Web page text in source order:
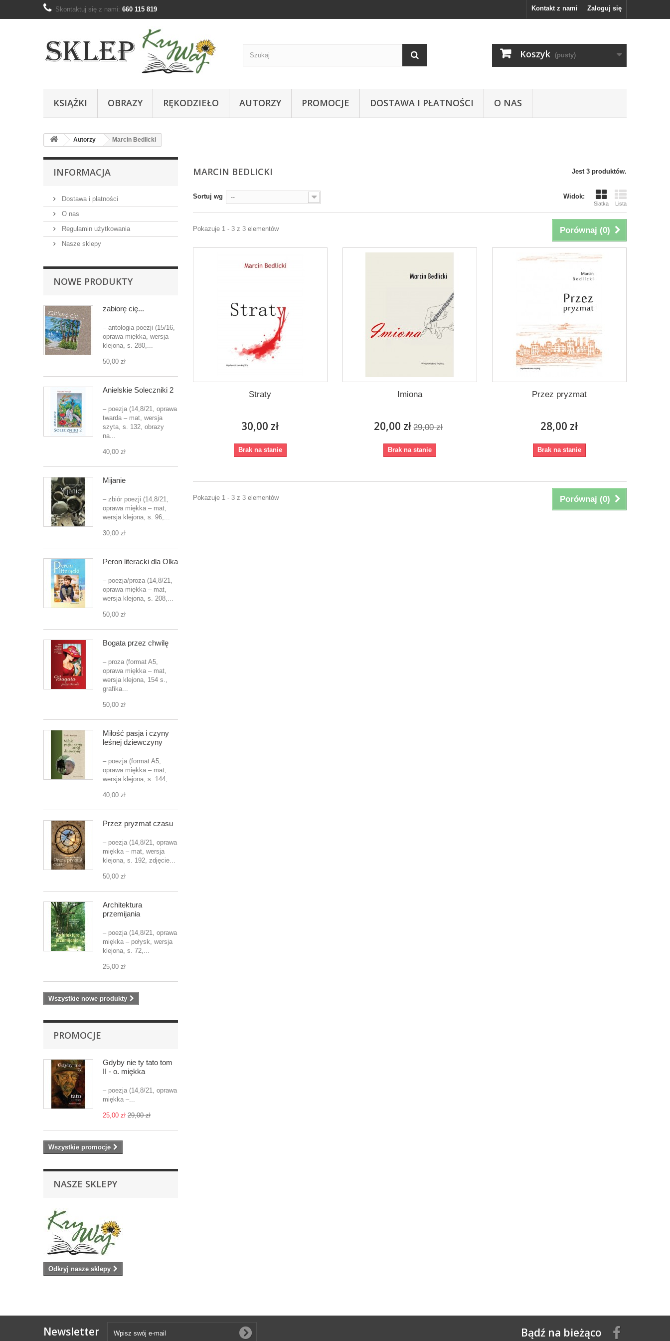
Zaloguj się
Kontakt z nami
Skontaktuj się z nami: 660 115 819
Koszyk (pusty)
KSIĄŻKI OBRAZY RĘKODZIEŁO AUTORZY PROMOCJE DOSTAWA I PŁATNOŚCI O NAS
Autorzy Marcin Bedlicki
INFORMACJA
Dostawa i płatności
O nas
Regulamin użytkowania
Nasze sklepy
NOWE PRODUKTY
zabiorę cię...
– antologia poezji (15/16,
oprawa miękka, wersja
klejona, s. 280,...
50,00 zł
Anielskie Soleczniki 2
– poezja (14,8/21, oprawa
twarda – mat, wersja
szyta, s. 132, obrazy
na...
40,00 zł
Mijanie
– zbiór poezji (14,8/21,
oprawa miękka – mat,
wersja klejona, s. 96,...
30,00 zł
Peron literacki dla Olka
– poezja/proza (14,8/21,
oprawa miękka – mat,
wersja klejona, s. 208,...
50,00 zł
Bogata przez chwilę
– proza (format A5,
oprawa miękka – mat,
wersja klejona, 154 s.,
grafika...
50,00 zł
Miłość pasja i czyny
leśnej dziewczyny
– poezja (format A5,
oprawa miękka – mat,
wersja klejona, s. 144,...
40,00 zł
Przez pryzmat czasu
– poezja (14,8/21, oprawa
miękka – mat, wersja
klejona, s. 192, zdjęcie...
50,00 zł
Architektura
przemijania
– poezja (14,8/21, oprawa
miękka – połysk, wersja
klejona, s. 72,...
25,00 zł
Wszystkie nowe produkty
PROMOCJE
Gdyby nie ty tato tom
II - o. miękka
– poezja (14,8/21, oprawa
miękka –...
25,00 zł 29,00 zł
Wszystkie promocje
NASZE SKLEPY
Odkryj nasze sklepy
MARCIN BEDLICKI Jest 3 produktów.
Widok:
Siatka Lista
Sortuj wg --
Porównaj (0)
Pokazuje 1 - 3 z 3 elementów
Straty
30,00 zł
Brak na stanie
Imiona
20,00 zł 29,00 zł
Brak na stanie
Przez pryzmat
28,00 zł
Brak na stanie
Porównaj (0)
Pokazuje 1 - 3 z 3 elementów
Newsletter Bądź na bieżąco